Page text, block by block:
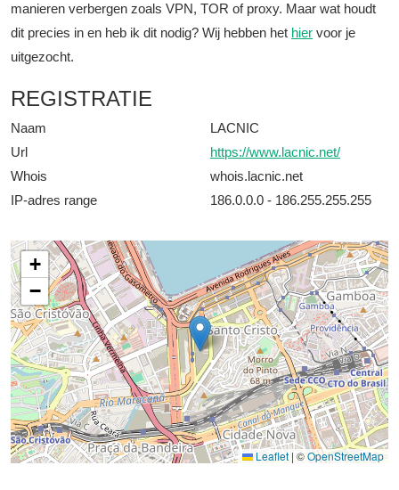
manieren verbergen zoals VPN, TOR of proxy. Maar wat houdt
dit precies in en heb ik dit nodig? Wij hebben het hier voor je
uitgezocht.
REGISTRATIE
Naam
LACNIC
Url
https://www.lacnic.net/
Whois
whois.lacnic.net
IP-adres range
186.0.0.0 - 186.255.255.255
+
−
Leaflet | ©OpenStreetMap